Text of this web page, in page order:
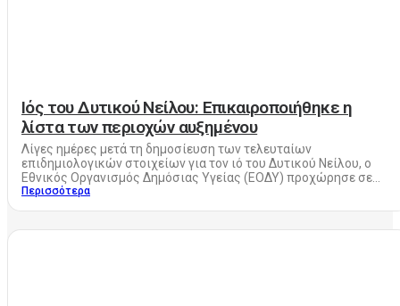
Ιός του Δυτικού Νείλου: Επικαιροποιήθηκε η
λίστα των περιοχών αυξημένου
Λίγες ημέρες μετά τη δημοσίευση των τελευταίων
επιδημιολογικών στοιχείων για τον ιό του Δυτικού Νείλου, ο
Εθνικός Οργανισμός Δημόσιας Υγείας (ΕΟΔΥ) προχώρησε σε...
Περισσότερα